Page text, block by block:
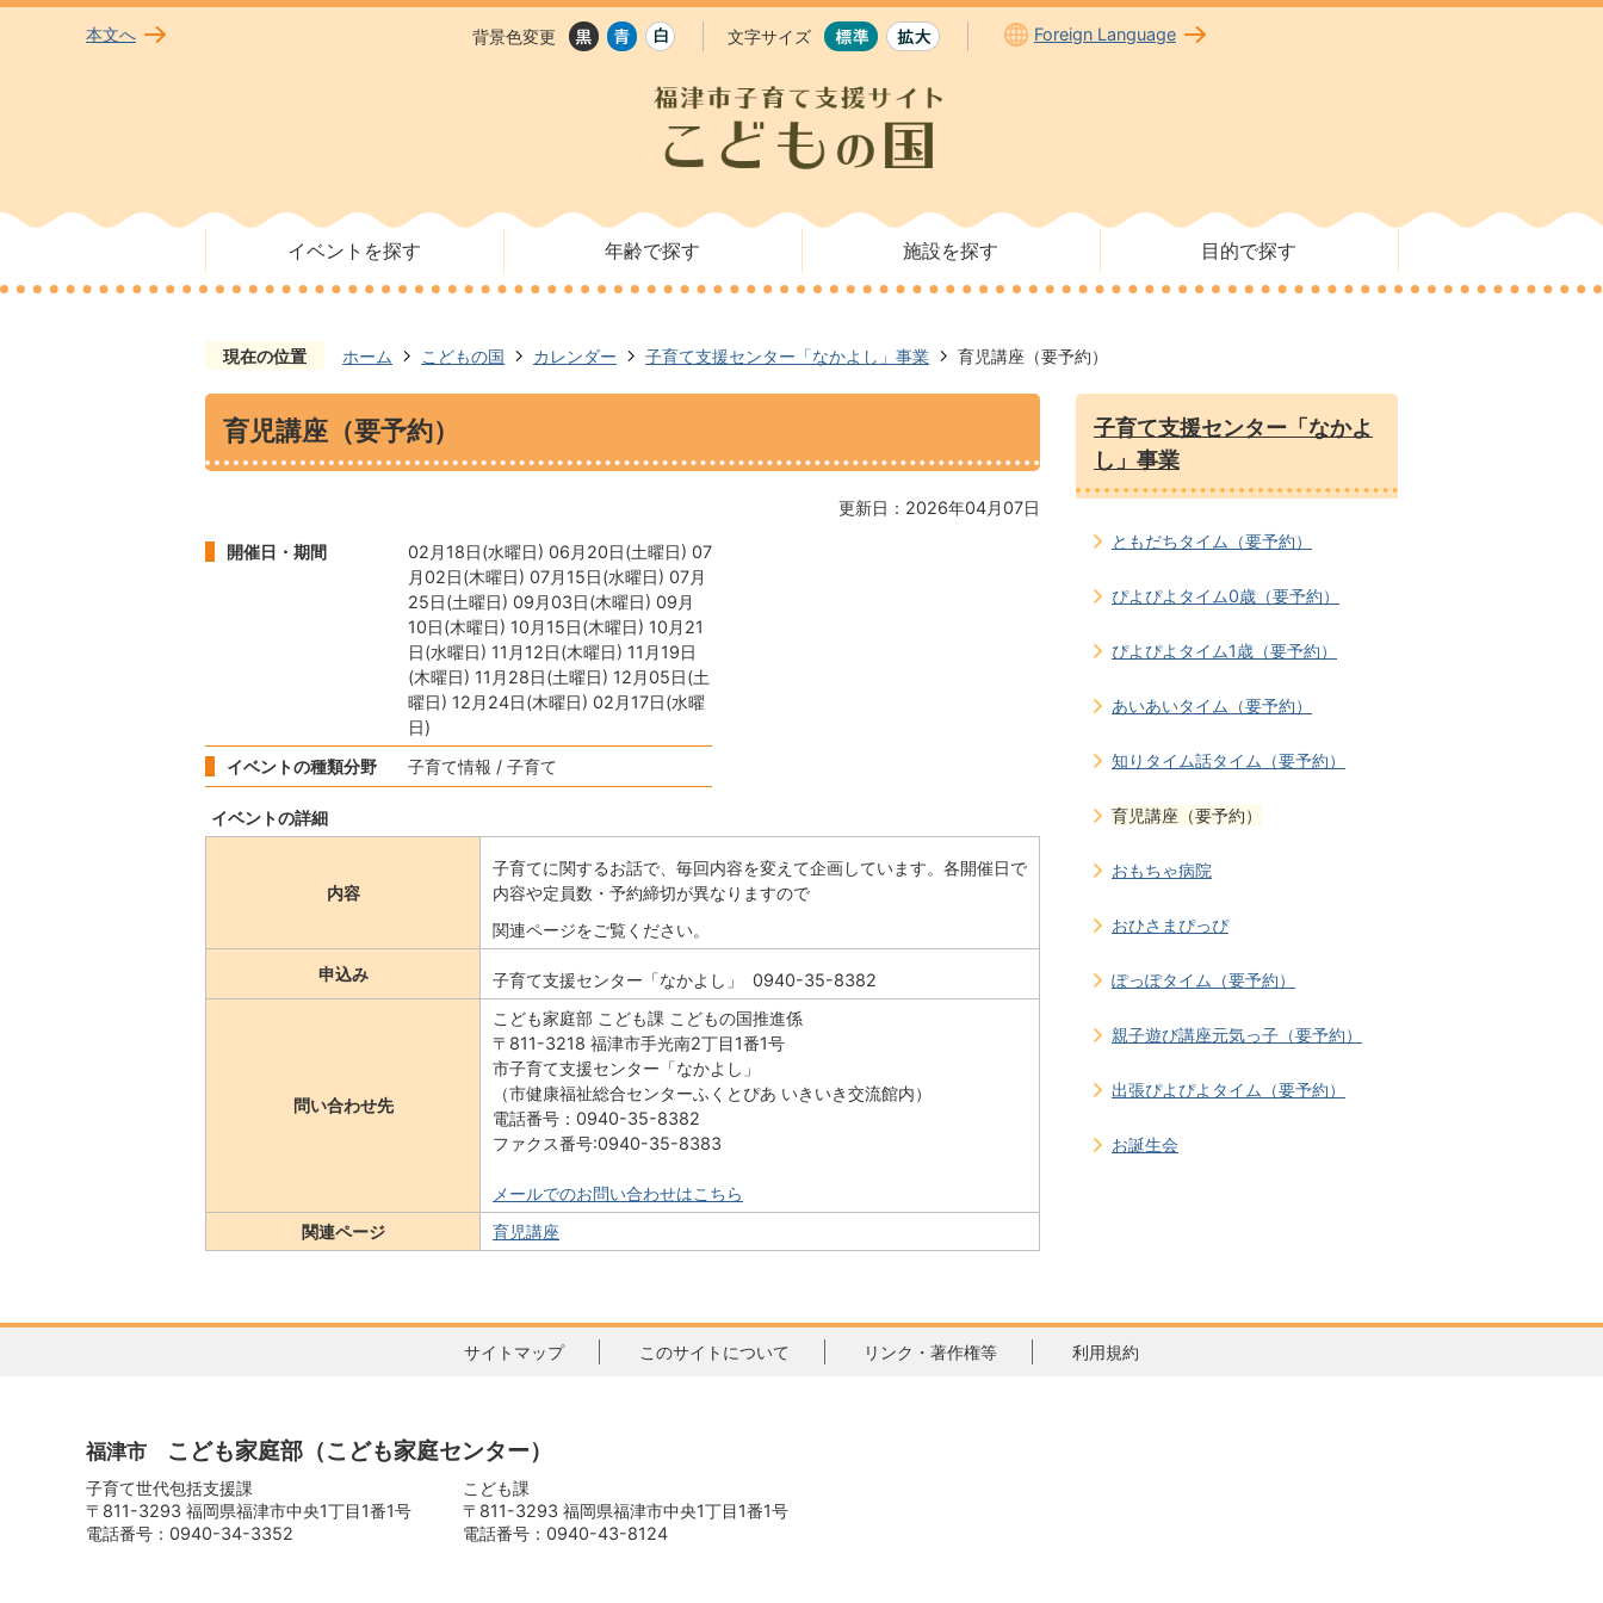
本文へ 背景色変更 文字サイズ Foreign Language
イベントを探す 年齢で探す 施設を探す 目的で探す
現在の位置 ホーム こどもの国 カレンダー 子育て支援センター「なかよし」事業 育児講座（要予約）
育児講座（要予約）
更新日：2026年04月07日
開催日・期間
02月18日(水曜日) 06月20日(土曜日) 07
月02日(木曜日) 07月15日(水曜日) 07月
25日(土曜日) 09月03日(木曜日) 09月
10日(木曜日) 10月15日(木曜日) 10月21
日(水曜日) 11月12日(木曜日) 11月19日
(木曜日) 11月28日(土曜日) 12月05日(土
曜日) 12月24日(木曜日) 02月17日(水曜
日)
イベントの種類分野
子育て情報 / 子育て
イベントの詳細
内容
子育てに関するお話で、毎回内容を変えて企画しています。各開催日で
内容や定員数・予約締切が異なりますので
関連ページをご覧ください。
申込み 子育て支援センター「なかよし」 0940-35-8382
問い合わせ先
こども家庭部 こども課 こどもの国推進係
〒811-3218 福津市手光南2丁目1番1号
市子育て支援センター「なかよし」
（市健康福祉総合センターふくとぴあ いきいき交流館内）
電話番号：0940-35-8382
ファクス番号:0940-35-8383
メールでのお問い合わせはこちら
関連ページ
育児講座
子育て支援センター「なかよ
し」事業
ともだちタイム（要予約）
ぴよぴよタイム0歳（要予約）
ぴよぴよタイム1歳（要予約）
あいあいタイム（要予約）
知りタイム話タイム（要予約）
育児講座（要予約）
おもちゃ病院
おひさまぴっぴ
ぽっぽタイム（要予約）
親子遊び講座元気っ子（要予約）
出張ぴよぴよタイム（要予約）
お誕生会
サイトマップ このサイトについて リンク・著作権等 利用規約
福津市 こども家庭部 （こども家庭センター）
子育て世代包括支援課
〒811-3293 福岡県福津市中央1丁目1番1号
電話番号：0940-34-3352
こども課
〒811-3293 福岡県福津市中央1丁目1番1号
電話番号：0940-43-8124